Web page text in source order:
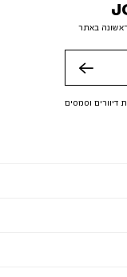
וסמסים